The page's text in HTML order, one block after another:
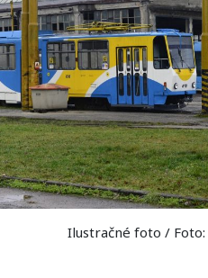
Ilustračné foto / Foto: